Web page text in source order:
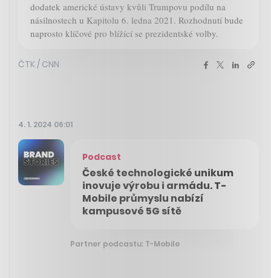
dodatek americké ústavy kvůli Trumpovu podílu na
násilnostech u Kapitolu 6. ledna 2021. Rozhodnutí bude
naprosto klíčové pro blížící se prezidentské volby.
ČTK / CNN
4. 1. 2024 06:01
Podcast
České technologické unikum
inovuje výrobu i armádu. T-
Mobile průmyslu nabízí
kampusové 5G sítě
Partner podcastu: T-Mobile